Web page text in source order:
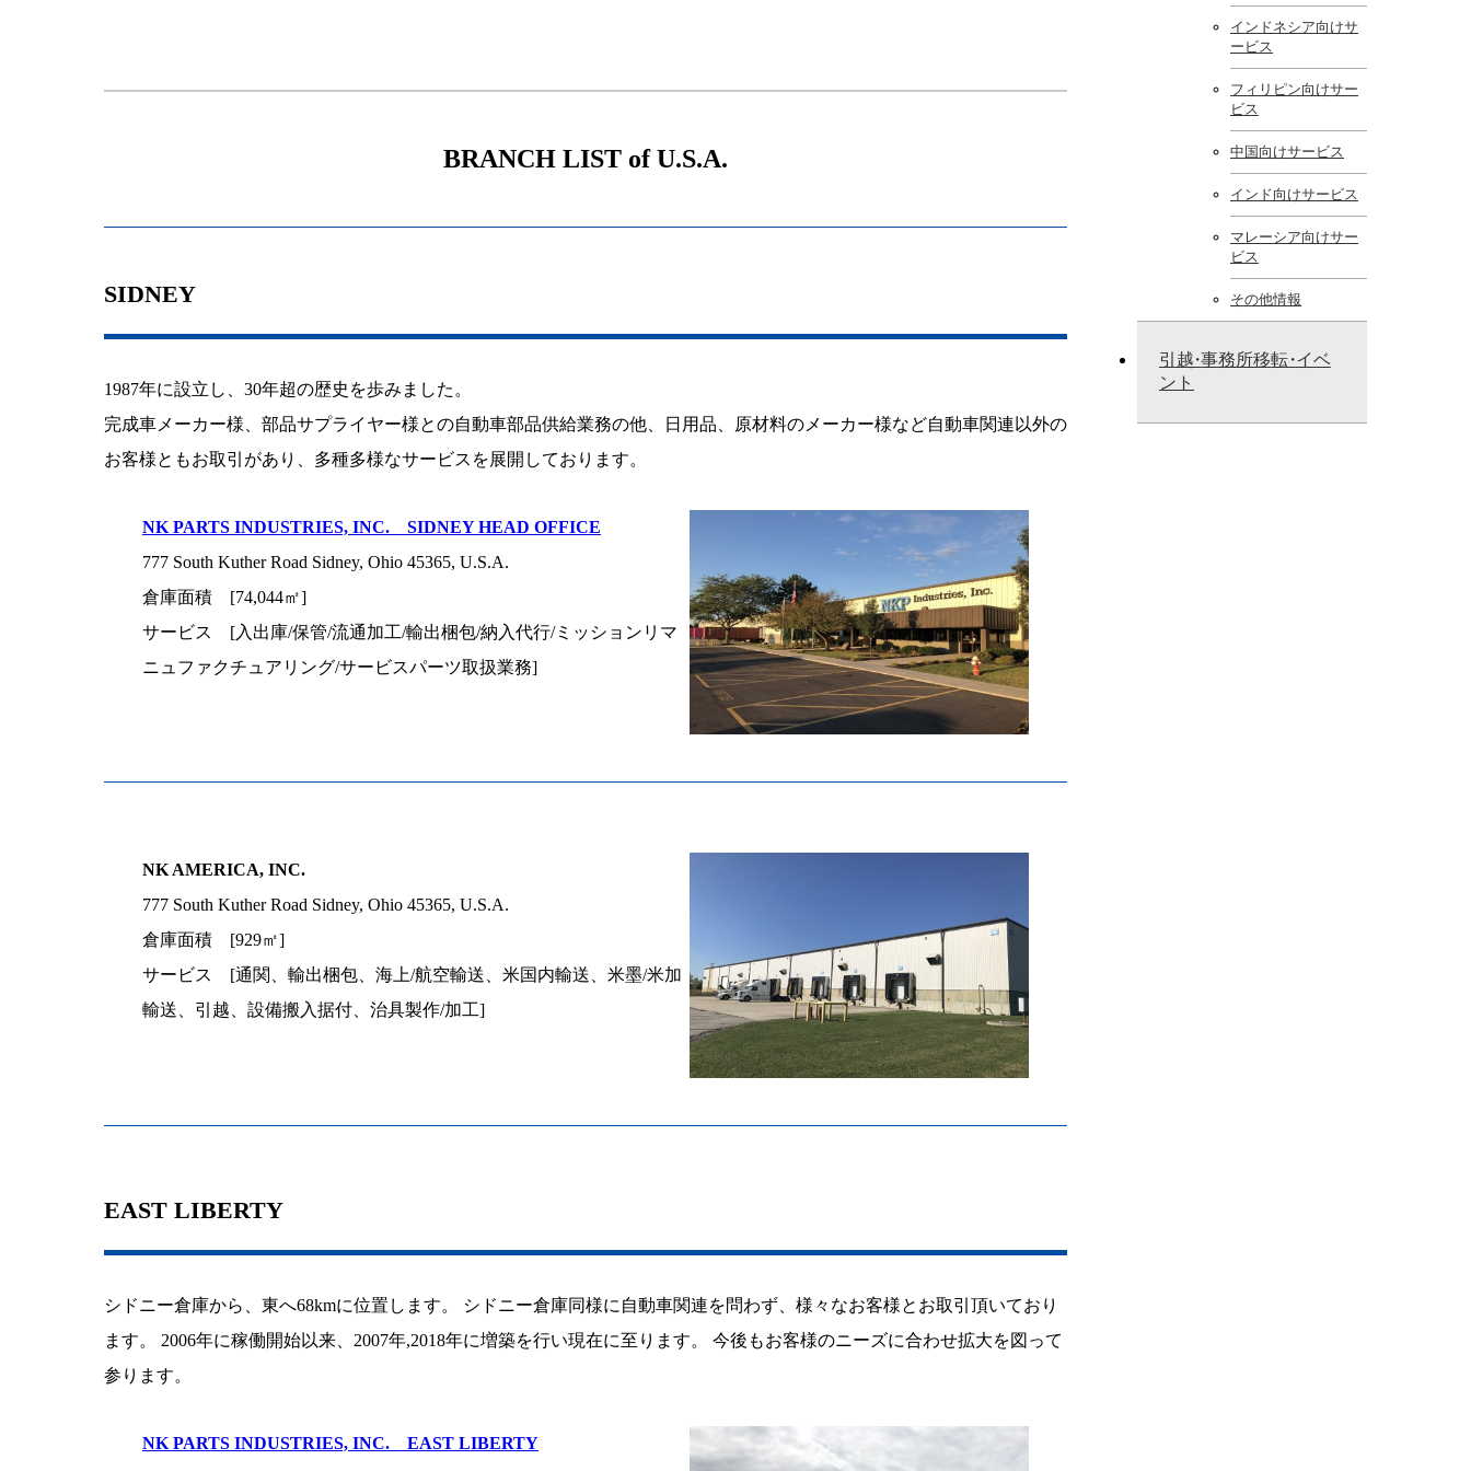
インドネシア向けサ
ービス
フィリピン向けサー
ビス
中国向けサービス
インド向けサービス
マレーシア向けサー
ビス
その他情報
引 越・事務所移転・イベ
ント
BRANCH LIST of U.S.A.
SIDNEY
1987年に設立し、30年超の歴史を歩みました。
完成車メーカー様、部品サプライヤー様との自動車部品供給業務の他、日用品、原材料のメーカー様など自動車関連以外の
お客様ともお取引があり、多種多様なサービスを展開しております。
NK PARTS INDUSTRIES, INC. SIDNEY HEAD OFFICE
777 South Kuther Road Sidney, Ohio 45365, U.S.A.
倉庫面積 [74,044㎡]
サービス [入出庫/保管/流通加工/輸出梱包/納入代行/ミッションリマ
ニュファクチュアリング/サービスパーツ取扱業務]
NK AMERICA, INC.
777 South Kuther Road Sidney, Ohio 45365, U.S.A.
倉庫面積 [929㎡]
サービス [通関、輸出梱包、海上/航空輸送、米国内輸送、米墨/米加
輸送、引越、設備搬入据付、治具製作/加工]
EAST LIBERTY
シドニー倉庫から、東へ68kmに位置します。 シドニー倉庫同様に自動車関連を問わず、様々なお客様とお取引頂いており
ます。 2006年に稼働開始以来、2007年,2018年に増築を行い現在に至ります。 今後もお客様のニーズに合わせ拡大を図って
参ります。
NK PARTS INDUSTRIES, INC. EAST LIBERTY